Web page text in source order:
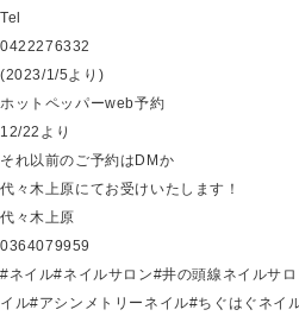
Tel
0422276332
(2023/1/5より)
ホットペッパーweb予約
12/22より
それ以前のご予約はDMか
代々木上原にてお受けいたします！
代々木上原
0364079959
#ネイル#ネイルサロン#井の頭線ネイルサ
イル#アシンメトリーネイル#ちぐはぐネイ